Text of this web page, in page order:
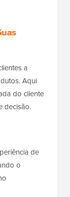
a
Aqui
do cliente
decisão.
de
o